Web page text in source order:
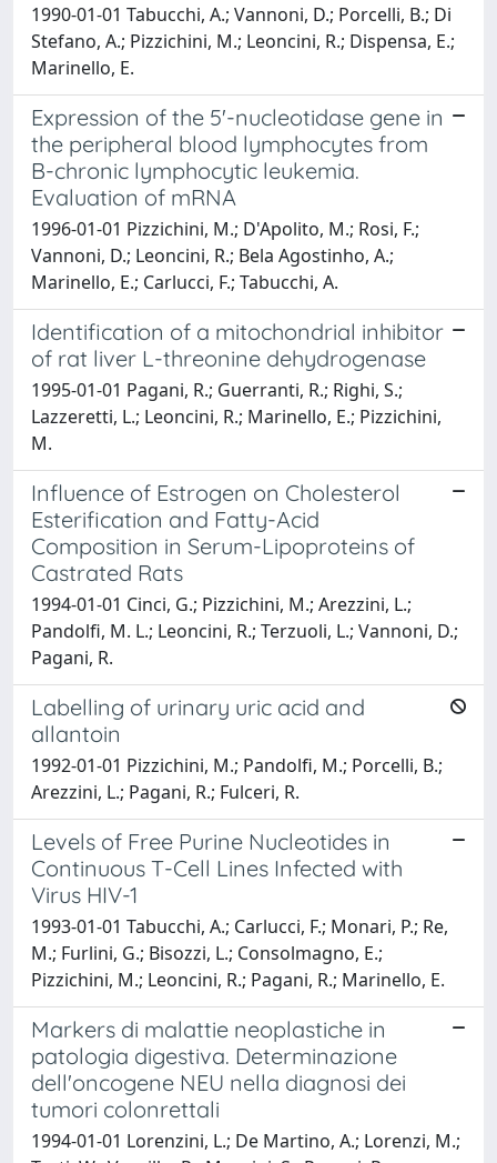
1990-01-01 Tabucchi, A.; Vannoni, D.; Porcelli, B.; Di
Stefano, A.; Pizzichini, M.; Leoncini, R.; Dispensa, E.;
Marinello, E.
Expression of the 5'-nucleotidase gene in
the peripheral blood lymphocytes from
B-chronic lymphocytic leukemia.
Evaluation of mRNA
1996-01-01 Pizzichini, M.; D'Apolito, M.; Rosi, F.;
Vannoni, D.; Leoncini, R.; Bela Agostinho, A.;
Marinello, E.; Carlucci, F.; Tabucchi, A.
Identification of a mitochondrial inhibitor
of rat liver L-threonine dehydrogenase
1995-01-01 Pagani, R.; Guerranti, R.; Righi, S.;
Lazzeretti, L.; Leoncini, R.; Marinello, E.; Pizzichini,
M.
Influence of Estrogen on Cholesterol
Esterification and Fatty-Acid
Composition in Serum-Lipoproteins of
Castrated Rats
1994-01-01 Cinci, G.; Pizzichini, M.; Arezzini, L.;
Pandolfi, M. L.; Leoncini, R.; Terzuoli, L.; Vannoni, D.;
Pagani, R.
Labelling of urinary uric acid and
allantoin
1992-01-01 Pizzichini, M.; Pandolfi, M.; Porcelli, B.;
Arezzini, L.; Pagani, R.; Fulceri, R.
Levels of Free Purine Nucleotides in
Continuous T-Cell Lines Infected with
Virus HIV-1
1993-01-01 Tabucchi, A.; Carlucci, F.; Monari, P.; Re,
M.; Furlini, G.; Bisozzi, L.; Consolmagno, E.;
Pizzichini, M.; Leoncini, R.; Pagani, R.; Marinello, E.
Markers di malattie neoplastiche in
patologia digestiva. Determinazione
dell'oncogene NEU nella diagnosi dei
tumori colonrettali
1994-01-01 Lorenzini, L.; De Martino, A.; Lorenzi, M.;